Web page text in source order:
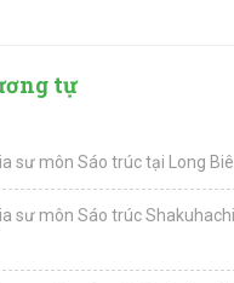
tự
sư môn Sáo trúc tại Long
sư môn Sáo trúc